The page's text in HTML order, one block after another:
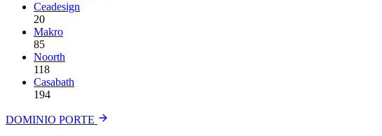
Ceadesign
20
Makro
85
Noorth
118
Сasabath
194
DOMINIO PORTE